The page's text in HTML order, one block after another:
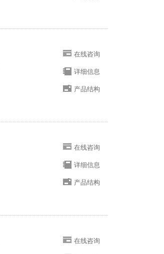
在线咨询
详细信息
产品结构
在线咨询
详细信息
产品结构
在线咨询